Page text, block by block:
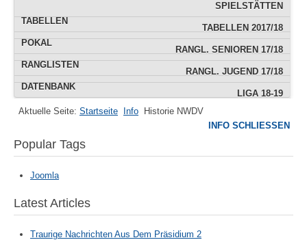
FTS RANGLISTE
SPIELSTÄTTEN
TABELLEN 2017/18
RANGL. SENIOREN 17/18
RANGL. JUGEND 17/18
LIGA 18-19
TERMINE
TABELLEN
POKAL
RANGLISTEN
DATENBANK
Aktuelle Seite: Startseite Info Historie NWDV
Popular Tags
Joomla
Latest Articles
Traurige Nachrichten Aus Dem Präsidium 2
INFO SCHLIESSEN